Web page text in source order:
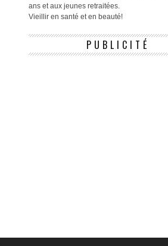
ans et aux jeunes retraitées.
Vieillir en santé et en beauté!
PUBLICITÉ